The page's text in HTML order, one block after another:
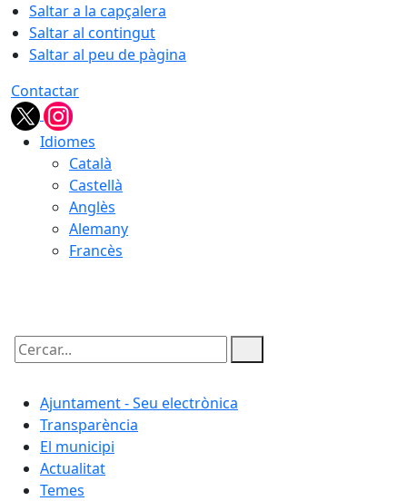
Saltar a la capçalera
Saltar al contingut
Saltar al peu de pàgina
Contactar
Idiomes
Català
Castellà
Anglès
Alemany
Francès
Cercar:
Ajuntament - Seu electrònica
Transparència
El municipi
Actualitat
Temes